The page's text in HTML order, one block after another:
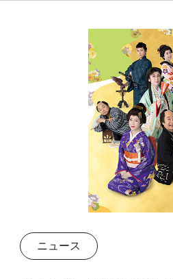
ニュース